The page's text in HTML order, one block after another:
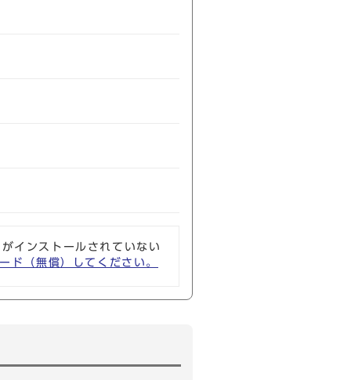
インストールされていない
（無償）してください。